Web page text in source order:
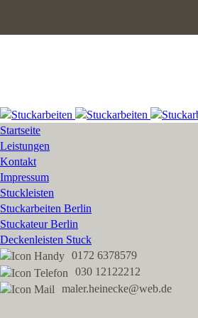
Startseite
Leistungen
Kontakt
Impressum
Stuckleisten
Stuckarbeiten Berlin
Stuckateur Berlin
Deckenleisten Stuck
0172 6378579
030 12122212
maler.heinecke@web.de